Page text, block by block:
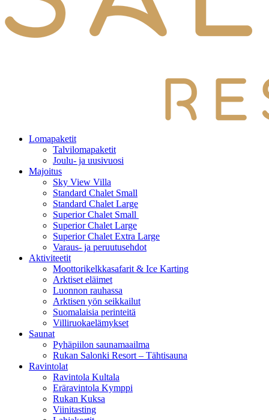
Lomapaketit
Talvilomapaketit
Joulu- ja uusivuosi
Majoitus
Sky View Villa
Standard Chalet Small
Standard Chalet Large
Superior Chalet Small
Superior Chalet Large
Superior Chalet Extra Large
Varaus- ja peruutusehdot
Aktiviteetit
Moottorikelkkasafarit & Ice Karting
Arktiset eläimet
Luonnon rauhassa
Arktisen yön seikkailut
Suomalaisia perinteitä
Villiruokaelämykset
Saunat
Pyhäpiilon saunamaailma
Rukan Salonki Resort – Tähtisauna
Ravintolat
Ravintola Kultala
Eräravintola Kymppi
Rukan Kuksa
Viinitasting